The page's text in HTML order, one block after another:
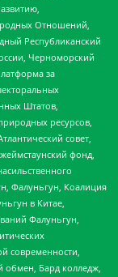
Отношений,
Республиканский
Черноморский
за
Штатов,
ресурсов,
совет,
фонд,
Фалуньгун, Коалиция
в Китае,
Фалуньгун,
современности,
обмен, Бард колледж,